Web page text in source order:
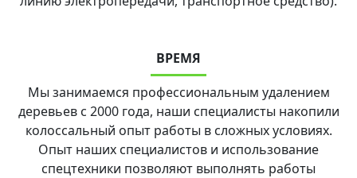
ВРЕМЯ
Мы занимаемся профессиональным удалением
деревьев с 2000 года, наши специалисты накопили
колоссальный опыт работы в сложных условиях.
Опыт наших специалистов и использование
спецтехники позволяют выполнять работы